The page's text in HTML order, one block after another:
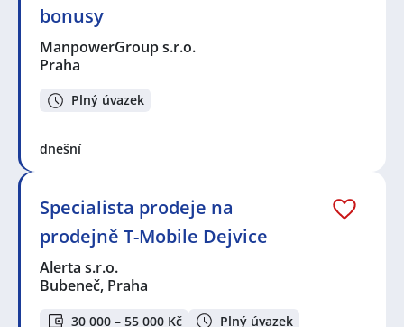
bonusy
ManpowerGroup s.r.o.
Praha
Plný úvazek
dnešní
Specialista prodeje na
prodejně T-Mobile Dejvice
Alerta s.r.o.
Bubeneč, Praha
30 000 – 55 000 Kč
Plný úvazek